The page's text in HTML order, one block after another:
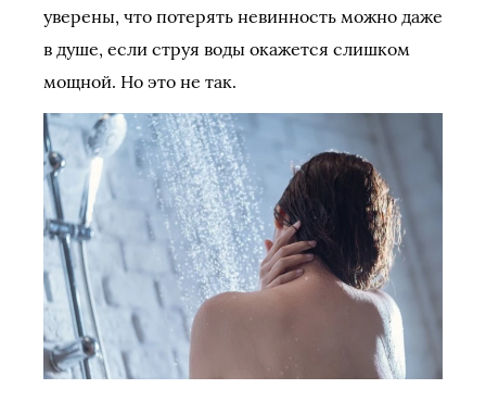
уверены, что потерять невинность можно даже
в душе, если струя воды окажется слишком
мощной. Но это не так.